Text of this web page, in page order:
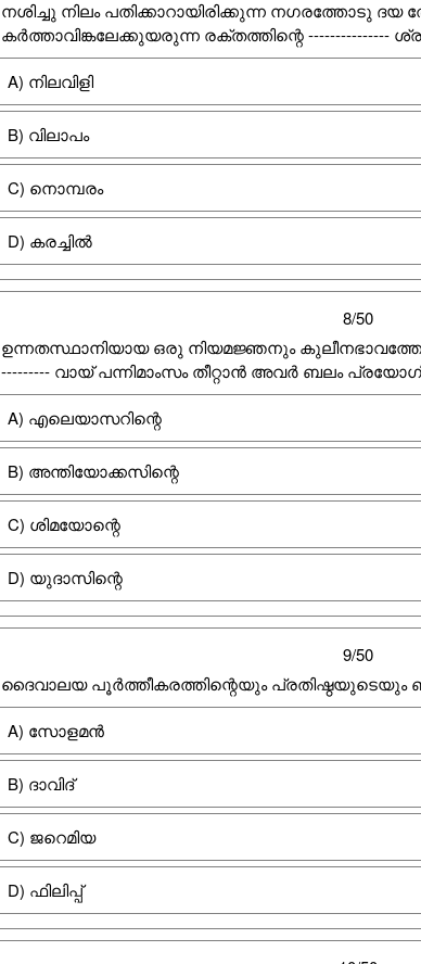
നശിച്ചു നിലം പതിക്കാറായിരിക്കുന്ന നഗരത്തോടു
കര്‍ത്താവിങ്കലേക്കുയരുന്ന രക്തത്തിന്റെ ---------------
A) നിലവിളി
B) വിലാപം
C) നൊമ്പരം
D) കരച്ചില്‍
8/50
ഉന്നതസ്ഥാനിയായ ഒരു നിയമജ്ഞനും
--------- വായ്‌ പന്നിമാംസം തീറ്റാന്‍ അവര്‍ ബലം
A) എലെയാസറിന്റെ
B) അന്തിയോക്കസിന്റെ
C) ശിമയോന്റെ
D) യുദാസിന്റെ
9/50
ദൈവാലയ പൂർത്തീകരത്തിന്റെയും പ്രതിഷ്ഠയുടെയും
A) സോളമൻ
B) ദാവിദ്
C) ജറെമിയ
D) ഫിലിപ്പ്